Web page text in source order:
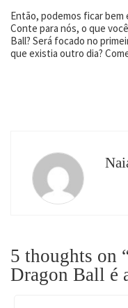
Então, podemos ficar bem
Conte para nós, o que
Ball? Será focado no
que existia outro dia?
5 thoughts on
Dragon Ball é